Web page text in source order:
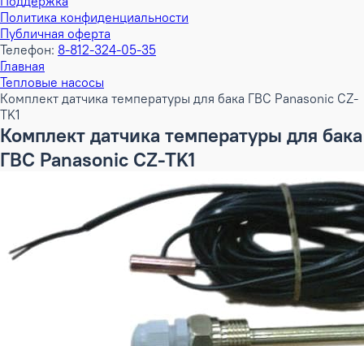
Политика конфиденциальности
Публичная оферта
Телефон: 8-812-324-05-35
Главная
Тепловые насосы
Комплект датчика температуры для бака ГВС Panasonic CZ-
TK1
Комплект датчика температуры для бака
ГВС Panasonic CZ-TK1